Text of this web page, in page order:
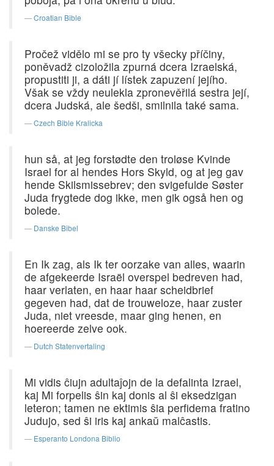
Croatian Bible
Pročež vidělo mi se pro ty všecky příčiny,
poněvadž cizoložila zpurná dcera Izraelská,
propustiti ji, a dáti jí lístek zapuzení jejího.
Však se vždy neulekla zpronevěřilá sestra její,
dcera Judská, ale šedši, smilnila také sama.
Czech Bible Kralicka
hun så, at jeg forstødte den troløse Kvinde
Israel for al hendes Hors Skyld, og at jeg gav
hende Skilsmissebrev; den svigefulde Søster
Juda frygtede dog ikke, men gik også hen og
bolede.
Danske Bibel
En Ik zag, als Ik ter oorzake van alles, waarin
de afgekeerde Israël overspel bedreven had,
haar verlaten, en haar haar scheidbrief
gegeven had, dat de trouweloze, haar zuster
Juda, niet vreesde, maar ging henen, en
hoereerde zelve ook.
Dutch Statenvertaling
Mi vidis ĉiujn adultaĵojn de la defalinta Izrael,
kaj Mi forpelis ŝin kaj donis al ŝi eksedzigan
leteron; tamen ne ektimis ŝia perfidema fratino
Judujo, sed ŝi iris kaj ankaŭ malĉastis.
Esperanto Londona Biblio